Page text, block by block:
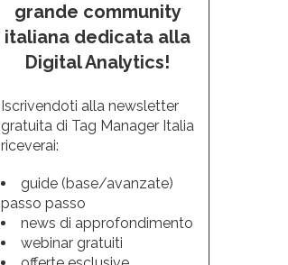
grande community
italiana dedicata alla
Digital Analytics!
Iscrivendoti alla newsletter
gratuita di Tag Manager Italia
riceverai:
guide (base/avanzate)
passo passo
news di approfondimento
webinar gratuiti